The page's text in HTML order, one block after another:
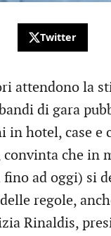
Twitter
attendono la
di gara
in hotel, case e
convinta che in
ad oggi) si
regole,
Rinaldis,